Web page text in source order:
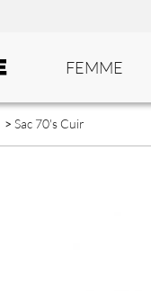
FEMME
>Sac 70's Cuir